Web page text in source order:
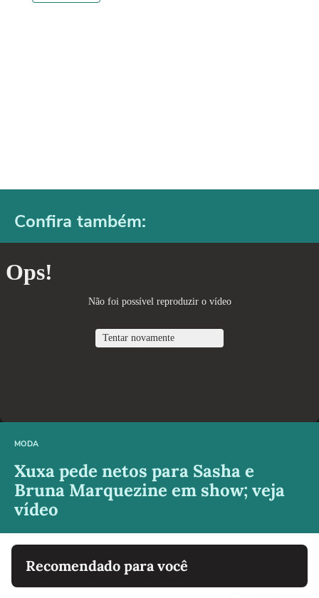
Confira também:
MODA
Xuxa pede netos para Sasha e
Bruna Marquezine em show; veja
vídeo
Recomendado para você